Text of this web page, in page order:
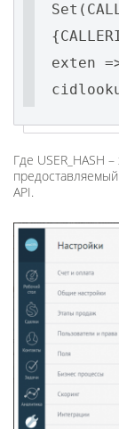
exten
Где USER_HASH –
API.